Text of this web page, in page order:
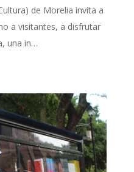
de Morelia invita a
a visitantes, a disfrutar
una in…